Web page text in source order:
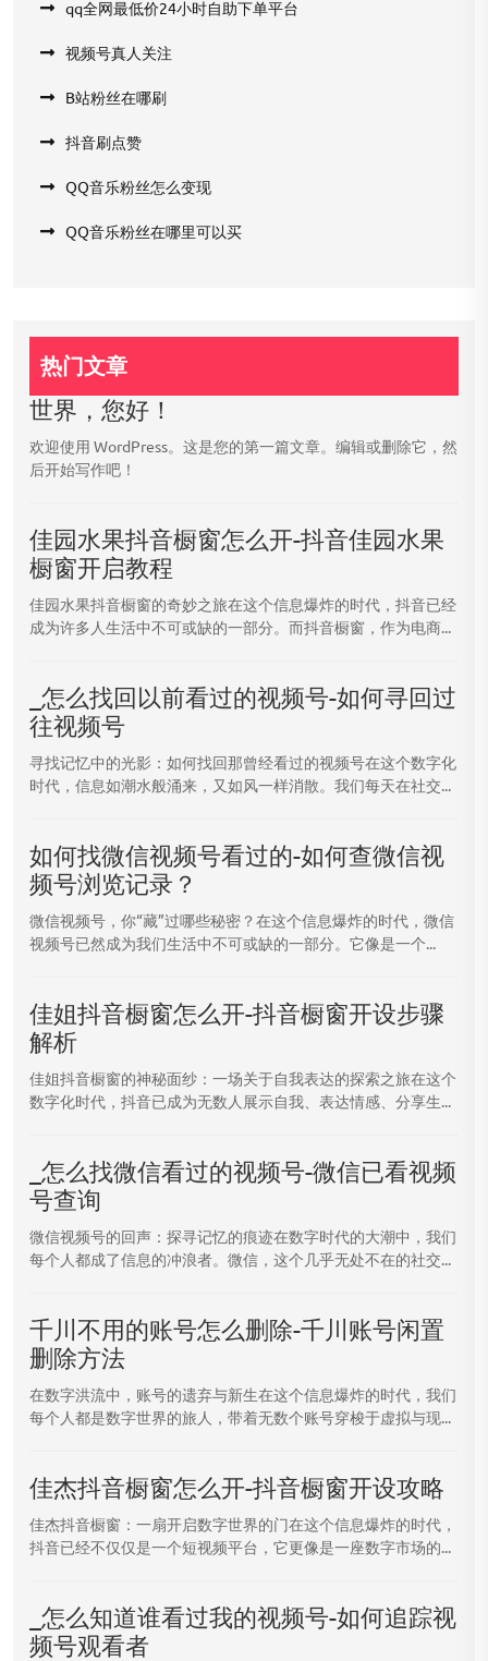
qq全网最低价24小时自助下单平台
视频号真人关注
B站粉丝在哪刷
抖音刷点赞
QQ音乐粉丝怎么变现
QQ音乐粉丝在哪里可以买
热门文章
世界，您好！
欢迎使用 WordPress。这是您的第一篇文章。编辑或删除它，然
后开始写作吧！
佳园水果抖音橱窗怎么开-抖音佳园水果
橱窗开启教程
佳园水果抖音橱窗的奇妙之旅在这个信息爆炸的时代，抖音已经
成为许多人生活中不可或缺的一部分。而抖音橱窗，作为电商...
_怎么找回以前看过的视频号-如何寻回过
往视频号
寻找记忆中的光影：如何找回那曾经看过的视频号在这个数字化
时代，信息如潮水般涌来，又如风一样消散。我们每天在社交...
如何找微信视频号看过的-如何查微信视
频号浏览记录？
微信视频号，你“藏”过哪些秘密？在这个信息爆炸的时代，微信
视频号已然成为我们生活中不可或缺的一部分。它像是一个...
佳姐抖音橱窗怎么开-抖音橱窗开设步骤
解析
佳姐抖音橱窗的神秘面纱：一场关于自我表达的探索之旅在这个
数字化时代，抖音已成为无数人展示自我、表达情感、分享生...
_怎么找微信看过的视频号-微信已看视频
号查询
微信视频号的回声：探寻记忆的痕迹在数字时代的大潮中，我们
每个人都成了信息的冲浪者。微信，这个几乎无处不在的社交...
千川不用的账号怎么删除-千川账号闲置
删除方法
在数字洪流中，账号的遗弃与新生在这个信息爆炸的时代，我们
每个人都是数字世界的旅人，带着无数个账号穿梭于虚拟与现...
佳杰抖音橱窗怎么开-抖音橱窗开设攻略
佳杰抖音橱窗：一扇开启数字世界的门在这个信息爆炸的时代，
抖音已经不仅仅是一个短视频平台，它更像是一座数字市场的...
_怎么知道谁看过我的视频号-如何追踪视
频号观看者